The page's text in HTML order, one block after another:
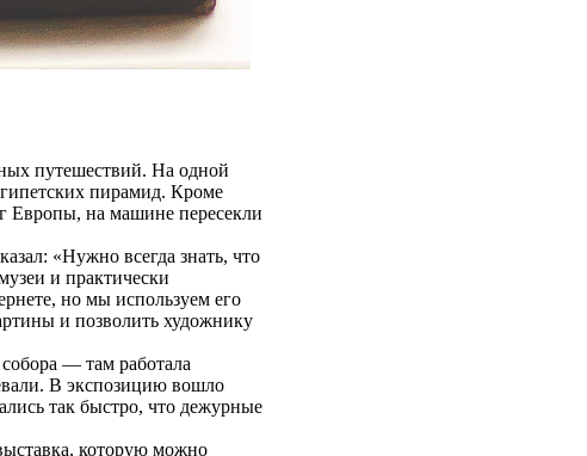
путешествий. На одной
пирамид. Кроме
Европы, на машине пересекли
«Нужно всегда знать, что
и практически
но мы используем его
и позволить художнику
— там работала
В экспозицию вошло
так быстро, что дежурные
которую можно